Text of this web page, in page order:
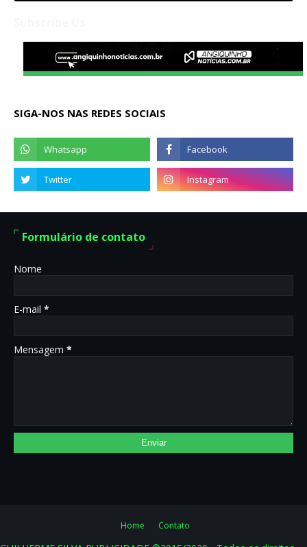
SIGA-NOS NAS REDES SOCIAIS
Formulário de contato
Nome
E-mail *
Mensagem *
Home Contato